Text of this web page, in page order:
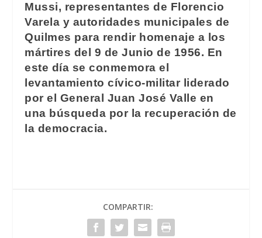
Mussi, representantes de Florencio
Varela y autoridades municipales de
Quilmes para rendir homenaje a los
mártires del 9 de Junio de 1956. En
este día se conmemora el
levantamiento cívico-militar liderado
por el General Juan José Valle en
una búsqueda por la recuperación de
la democracia.
COMPARTIR: